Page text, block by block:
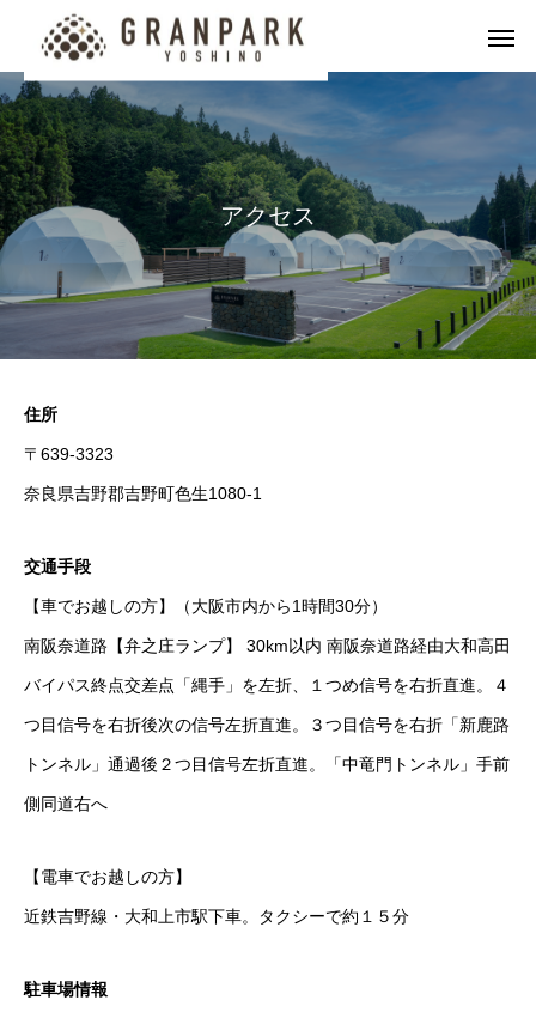
アクセス
住所
〒639-3323
奈良県吉野郡吉野町色生1080-1
交通手段
【車でお越しの方】（大阪市内から1時間30分）
南阪奈道路【弁之庄ランプ】 30km以内 南阪奈道路経由大和高田
バイパス終点交差点「縄手」を左折、１つめ信号を右折直進。４
つ目信号を右折後次の信号左折直進。３つ目信号を右折「新鹿路
トンネル」通過後２つ目信号左折直進。「中竜門トンネル」手前
側同道右へ
【電車でお越しの方】
近鉄吉野線・大和上市駅下車。タクシーで約１５分
駐車場情報